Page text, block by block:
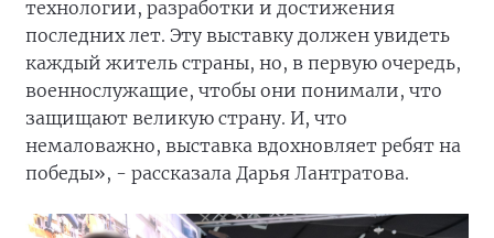
технологии, разработки и достижения
последних лет. Эту выставку должен увидеть
каждый житель страны, но, в первую очередь,
военнослужащие, чтобы они понимали, что
защищают великую страну. И, что
немаловажно, выставка вдохновляет ребят на
победы», - рассказала Дарья Лантратова.